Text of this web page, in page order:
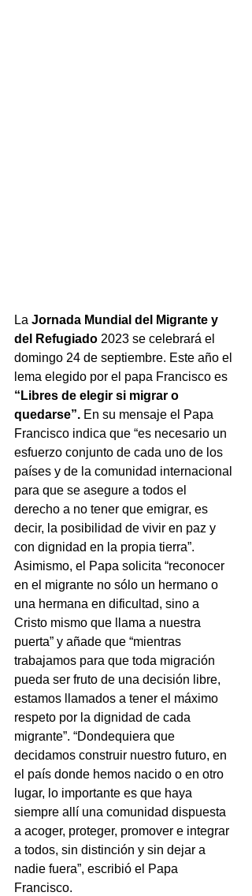
La Jornada Mundial del Migrante y
del Refugiado 2023 se celebrará el
domingo 24 de septiembre. Este año el
lema elegido por el papa Francisco es
“Libres de elegir si migrar o
quedarse”. En su mensaje el Papa
Francisco indica que “es necesario un
esfuerzo conjunto de cada uno de los
países y de la comunidad internacional
para que se asegure a todos el
derecho a no tener que emigrar, es
decir, la posibilidad de vivir en paz y
con dignidad en la propia tierra”.
Asimismo, el Papa solicita “reconocer
en el migrante no sólo un hermano o
una hermana en dificultad, sino a
Cristo mismo que llama a nuestra
puerta” y añade que “mientras
trabajamos para que toda migración
pueda ser fruto de una decisión libre,
estamos llamados a tener el máximo
respeto por la dignidad de cada
migrante”. “Dondequiera que
decidamos construir nuestro futuro, en
el país donde hemos nacido o en otro
lugar, lo importante es que haya
siempre allí una comunidad dispuesta
a acoger, proteger, promover e integrar
a todos, sin distinción y sin dejar a
nadie fuera”, escribió el Papa
Francisco.